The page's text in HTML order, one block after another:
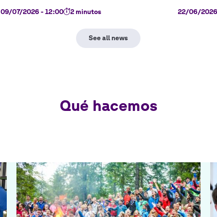
09/07/2026 - 12:00 2 minutos 22/06/
Qué hacemos